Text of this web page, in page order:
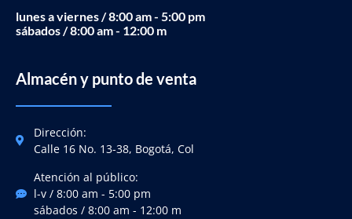
lunes a viernes / 8:00 am - 5:00 pm
sábados / 8:00 am - 12:00 m
Almacén y punto de venta
Dirección:
Calle 16 No. 13-38, Bogotá, Col
Atención al público:
l-v / 8:00 am - 5:00 pm
sábados / 8:00 am - 12:00 m